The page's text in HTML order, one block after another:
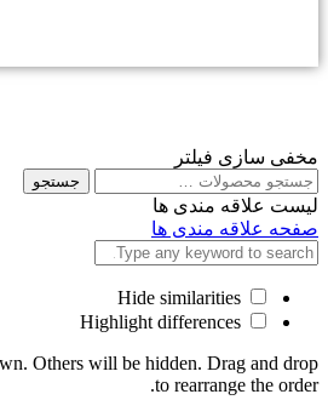
مخفی سازی فیلتر
جستجو
برای
جستجو
لیست علاقه مندی ها
صفحه علاقه مندی ها
Others will be hidden. Drag and drop
to rearrange the order.